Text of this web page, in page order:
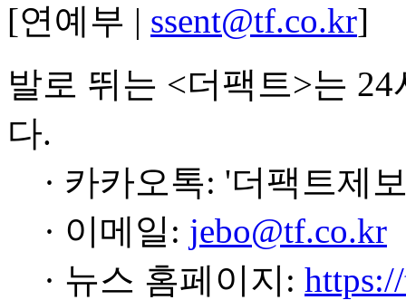
[연예부 | ssent@tf.co.kr]
발로 뛰는 <더팩트>는
다.
· 카카오톡: '더팩트제
· 이메일: jebo@tf.co.kr
· 뉴스 홈페이지: